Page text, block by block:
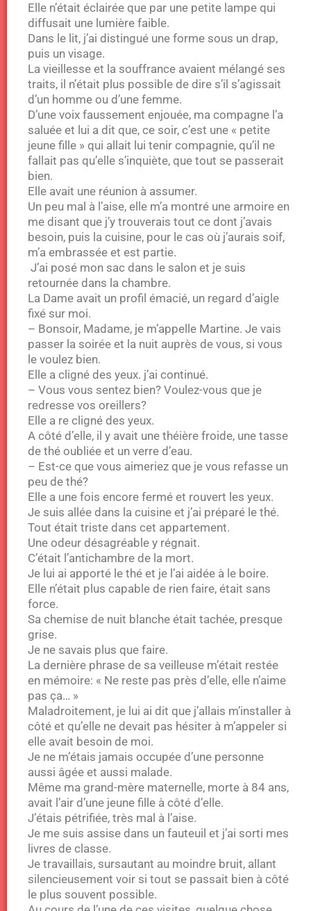
Elle n’était éclairée que par une petite lampe qui
diffusait une lumière faible.
Dans le lit, j’ai distingué une forme sous un drap,
puis un visage.
La vieillesse et la souffrance avaient mélangé ses
traits, il n’était plus possible de dire s’il s’agissait
d’un homme ou d’une femme.
D’une voix faussement enjouée, ma compagne l’a
saluée et lui a dit que, ce soir, c’est une « petite
jeune fille » qui allait lui tenir compagnie, qu’il ne
fallait pas qu’elle s’inquiète, que tout se passerait
bien.
Elle avait une réunion à assumer.
Un peu mal à l’aise, elle m’a montré une armoire en
me disant que j’y trouverais tout ce dont j’avais
besoin, puis la cuisine, pour le cas où j’aurais soif,
m’a embrassée et est partie.
J’ai posé mon sac dans le salon et je suis
retournée dans la chambre.
La Dame avait un profil émacié, un regard d’aigle
fixé sur moi.
– Bonsoir, Madame, je m’appelle Martine. Je vais
passer la soirée et la nuit auprès de vous, si vous
le voulez bien.
Elle a cligné des yeux. j’ai continué.
– Vous vous sentez bien? Voulez-vous que je
redresse vos oreillers?
Elle a re cligné des yeux.
A côté d’elle, il y avait une théière froide, une tasse
de thé oubliée et un verre d’eau.
– Est-ce que vous aimeriez que je vous refasse un
peu de thé?
Elle a une fois encore fermé et rouvert les yeux.
Je suis allée dans la cuisine et j’ai préparé le thé.
Tout était triste dans cet appartement.
Une odeur désagréable y régnait.
C’était l’antichambre de la mort.
Je lui ai apporté le thé et je l’ai aidée à le boire.
Elle n’était plus capable de rien faire, était sans
force.
Sa chemise de nuit blanche était tachée, presque
grise.
Je ne savais plus que faire.
La dernière phrase de sa veilleuse m’était restée
en mémoire: « Ne reste pas près d’elle, elle n’aime
pas ça… »
Maladroitement, je lui ai dit que j’allais m’installer à
côté et qu’elle ne devait pas hésiter à m’appeler si
elle avait besoin de moi.
Je ne m’étais jamais occupée d’une personne
aussi âgée et aussi malade.
Même ma grand-mère maternelle, morte à 84 ans,
avait l’air d’une jeune fille à côté d’elle.
J’étais pétrifiée, très mal à l’aise.
Je me suis assise dans un fauteuil et j’ai sorti mes
livres de classe.
Je travaillais, sursautant au moindre bruit, allant
silencieusement voir si tout se passait bien à côté
le plus souvent possible.